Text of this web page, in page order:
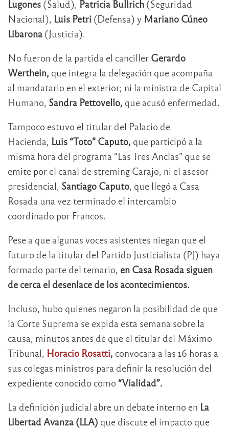
Lugones (Salud), Patricia Bullrich (Seguridad
Nacional), Luis Petri (Defensa) y Mariano Cúneo
Libarona (Justicia).
No fueron de la partida el canciller Gerardo
Werthein, que integra la delegación que acompaña
al mandatario en el exterior; ni la ministra de Capital
Humano, Sandra Pettovello, que acusó enfermedad.
Tampoco estuvo el titular del Palacio de
Hacienda, Luis “Toto” Caputo, que participó a la
misma hora del programa “Las Tres Anclas” que se
emite por el canal de streming Carajo, ni el asesor
presidencial, Santiago Caputo , que llegó a Casa
Rosada una vez terminado el intercambio
coordinado por Francos.
Pese a que algunas voces asistentes niegan que el
futuro de la titular del Partido Justicialista (PJ) haya
formado parte del temario, en Casa Rosada siguen
de cerca el desenlace de los acontecimientos.
Incluso, hubo quienes negaron la posibilidad de que
la Corte Suprema se expida esta semana sobre la
causa, minutos antes de que el titular del Máximo
Tribunal, Horacio Rosatti, convocara a las 16 horas a
sus colegas ministros para definir la resolución del
expediente conocido como “Vialidad”.
La definición judicial abre un debate interno en La
Libertad Avanza (LLA) que discute el impacto que